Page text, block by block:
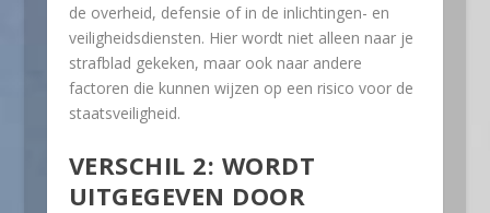
de overheid, defensie of in de inlichtingen- en
veiligheidsdiensten. Hier wordt niet alleen naar je
strafblad gekeken, maar ook naar andere
factoren die kunnen wijzen op een risico voor de
staatsveiligheid.
VERSCHIL 2: WORDT
UITGEGEVEN DOOR